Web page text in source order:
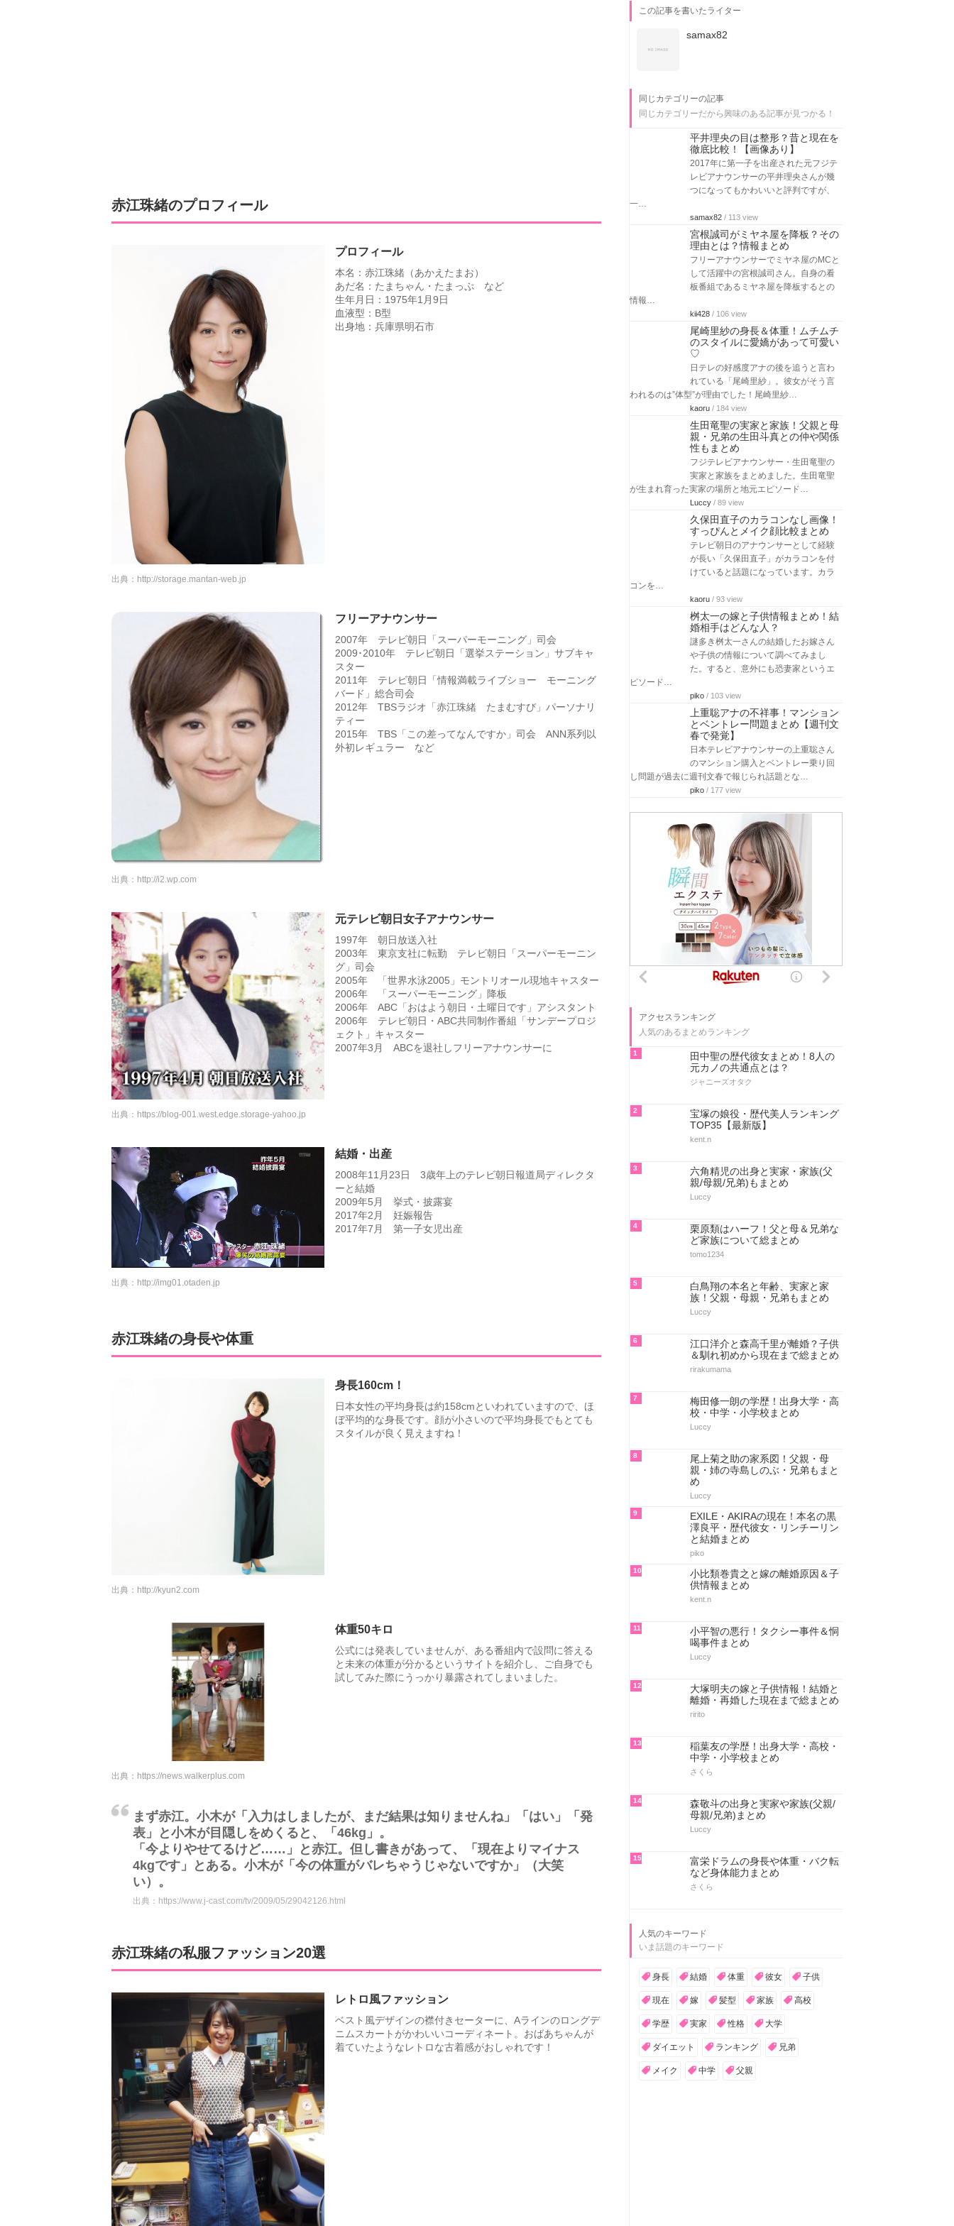
赤江珠緒のプロフィール
プロフィール
本名：赤江珠緒（あかえたまお）
あだ名：たまちゃん・たまっぷ など
生年月日：1975年1月9日
血液型：B型
出身地：兵庫県明石市
出典： http://storage.mantan-web.jp
フリーアナウンサー
2007年 テレビ朝日「スーパーモーニング」司会
2009･2010年 テレビ朝日「選挙ステーション」サブキャ
スター
2011年 テレビ朝日「情報満載ライブショー モーニング
バード」総合司会
2012年 TBSラジオ「赤江珠緒 たまむすび」パーソナリ
ティー
2015年 TBS「この差ってなんですか」司会 ANN系列以
外初レギュラー など
出典： http://i2.wp.com
元テレビ朝日女子アナウンサー
1997年 朝日放送入社
2003年 東京支社に転勤 テレビ朝日「スーパーモーニン
グ」司会
2005年 「世界水泳2005」モントリオール現地キャスター
2006年 「スーパーモーニング」降板
2006年 ABC「おはよう朝日・土曜日です」アシスタント
2006年 テレビ朝日・ABC共同制作番組「サンデープロジ
ェクト」キャスター
2007年3月 ABCを退社しフリーアナウンサーに
出典： https://blog-001.west.edge.storage-yahoo.jp
結婚・出産
2008年11月23日 3歳年上のテレビ朝日報道局ディレクタ
ーと結婚
2009年5月 挙式・披露宴
2017年2月 妊娠報告
2017年7月 第一子女児出産
出典： http://img01.otaden.jp
赤江珠緒の身長や体重
身長160cm！
日本女性の平均身長は約158cmといわれていますので、ほ
ぼ平均的な身長です。顔が小さいので平均身長でもとても
スタイルが良く見えますね！
出典： http://kyun2.com
体重50キロ
公式には発表していませんが、ある番組内で設問に答える
と未来の体重が分かるというサイトを紹介し、ご自身でも
試してみた際にうっかり暴露されてしまいました。
出典： https://news.walkerplus.com
まず赤江。小木が「入力はしましたが、まだ結果は知りませんね」「はい」「発
表」と小木が目隠しをめくると、「46kg」。
「今よりやせてるけど……」と赤江。但し書きがあって、「現在よりマイナス
4kgです」とある。小木が「今の体重がバレちゃうじゃないですか」（大笑
い）。
出典： https://www.j-cast.com/tv/2009/05/29042126.html
赤江珠緒の私服ファッション20選
レトロ風ファッション
ベスト風デザインの襟付きセーターに、Aラインのロングデ
ニムスカートがかわいいコーディネート。おばあちゃんが
着ていたようなレトロな古着感がおしゃれです！
この記事を書いたライター
samax82
同じカテゴリーの記事
同じカテゴリーだから興味のある記事が見つかる！
平井理央の目は整形？昔と現在を
徹底比較！【画像あり】
2017年に第一子を出産された元フジテ
レビアナウンサーの平井理央さんが幾
つになってもかわいいと評判ですが、
一…
samax82 / 113 view
宮根誠司がミヤネ屋を降板？その
理由とは？情報まとめ
フリーアナウンサーでミヤネ屋のMCと
して活躍中の宮根誠司さん。自身の看
板番組であるミヤネ屋を降板するとの
情報…
kii428 / 106 view
尾崎里紗の身長＆体重！ムチムチ
のスタイルに愛嬌があって可愛い
♡
日テレの好感度アナの後を追うと言わ
れている「尾崎里紗」。彼女がそう言
われるのは”体型”が理由でした！尾崎里紗…
kaoru / 184 view
生田竜聖の実家と家族！父親と母
親・兄弟の生田斗真との仲や関係
性もまとめ
フジテレビアナウンサー・生田竜聖の
実家と家族をまとめました。生田竜聖
が生まれ育った実家の場所と地元エピソード…
Luccy / 89 view
久保田直子のカラコンなし画像！
すっぴんとメイク顔比較まとめ
テレビ朝日のアナウンサーとして経験
が長い「久保田直子」がカラコンを付
けていると話題になっています。カラ
コンを…
kaoru / 93 view
桝太一の嫁と子供情報まとめ！結
婚相手はどんな人？
謎多き桝太一さんの結婚したお嫁さん
や子供の情報について調べてみまし
た。すると、意外にも恐妻家というエ
ピソード…
piko / 103 view
上重聡アナの不祥事！マンション
とベントレー問題まとめ【週刊文
春で発覚】
日本テレビアナウンサーの上重聡さん
のマンション購入とベントレー乗り回
し問題が過去に週刊文春で報じられ話題とな…
piko / 177 view
アクセスランキング
人気のあるまとめランキング
1
田中聖の歴代彼女まとめ！8人の
元カノの共通点とは？
ジャニーズオタク
2
宝塚の娘役・歴代美人ランキング
TOP35【最新版】
kent.n
3
六角精児の出身と実家・家族(父
親/母親/兄弟)もまとめ
Luccy
4
栗原類はハーフ！父と母＆兄弟な
ど家族について総まとめ
tomo1234
5
白鳥翔の本名と年齢、実家と家
族！父親・母親・兄弟もまとめ
Luccy
6
江口洋介と森高千里が離婚？子供
＆馴れ初めから現在まで総まとめ
rirakumama
7
梅田修一朗の学歴！出身大学・高
校・中学・小学校まとめ
Luccy
8
尾上菊之助の家系図！父親・母
親・姉の寺島しのぶ・兄弟もまと
め
Luccy
9
EXILE・AKIRAの現在！本名の黒
澤良平・歴代彼女・リンチーリン
と結婚まとめ
piko
10
小比類巻貴之と嫁の離婚原因＆子
供情報まとめ
kent.n
11
小平智の悪行！タクシー事件＆恫
喝事件まとめ
Luccy
12
大塚明夫の嫁と子供情報！結婚と
離婚・再婚した現在まで総まとめ
ririto
13
稲葉友の学歴！出身大学・高校・
中学・小学校まとめ
さくら
14
森敬斗の出身と実家や家族(父親/
母親/兄弟)まとめ
Luccy
15
富栄ドラムの身長や体重・バク転
など身体能力まとめ
さくら
人気のキーワード
いま話題のキーワード
身長 結婚 体重 彼女 子供
現在 嫁 髪型 家族 高校
学歴 実家 性格 大学
ダイエット ランキング 兄弟
メイク 中学 父親